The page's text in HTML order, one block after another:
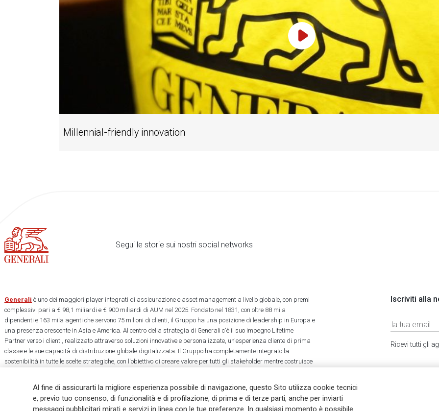
Millennial-friendly innovation
Play Video
Segui le storie sui nostri social networks
Iscriviti alla
Ricevi tutti gli
Generali è uno dei maggiori player integrati di assicurazione e asset management a livello globale, con premi
complessivi pari a € 98,1 miliardi e € 900 miliardi di AUM nel 2025. Fondato nel 1831, con oltre 88 mila
dipendenti e 163 mila agenti che servono 75 milioni di clienti, il Gruppo ha una posizione di leadership in Europa e
una presenza crescente in Asia e America. Al centro della strategia di Generali c'è il suo impegno Lifetime
Partner verso i clienti, realizzato attraverso soluzioni innovative e personalizzate, un'esperienza cliente di prima
classe e le sue capacità di distribuzione globale digitalizzata. Il Gruppo ha completamente integrato la
sostenibilità in tutte le scelte strategiche, con l'obiettivo di creare valore per tutti gli stakeholder mentre costruisce
Al fine di assicurarti la migliore esperienza possibile di navigazione, questo Sito utilizza cookie tecnici
e, previo tuo consenso, di funzionalità e di profilazione, di prima e di terze parti, anche per inviarti
messaggi pubblicitari mirati e servizi in linea con le tue preferenze. In qualsiasi momento è possibile